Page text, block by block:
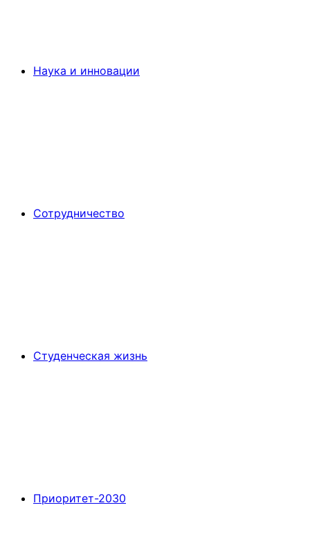
Наука и инновации
Сотрудничество
Студенческая жизнь
Приоритет-2030